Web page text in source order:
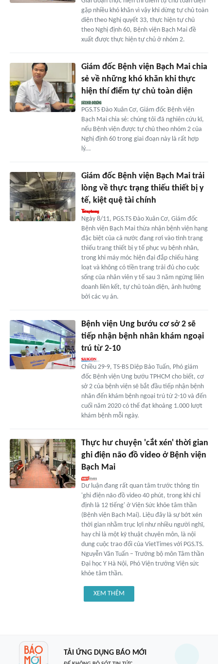
gặp nhiều khó khăn vì vậy khi dừng tự chủ toàn
diện theo Nghị quyết 33, thực hiện tự chủ
theo Nghị định 60, Bệnh viện Bạch Mai đề
xuất được thực hiện tự chủ ở nhóm 2.
Giám đốc Bệnh viện Bạch Mai chia
sẻ về những khó khăn khi thực
hiện thí điểm tự chủ toàn diện
PGS.TS Đào Xuân Cơ, Giám đốc Bệnh viện
Bạch Mai chia sẻ: chúng tôi đã nghiên cứu kĩ,
nếu Bệnh viện được tự chủ theo nhóm 2 của
Nghị định 60 trong giai đoạn này là rất hợp
lý...
Giám đốc Bệnh viện Bạch Mai trải
lòng về thực trạng thiếu thiết bị y
tế, kiệt quệ tài chính
Ngày 8/11, PGS.TS Đào Xuân Cơ, Giám đốc
Bệnh viện Bạch Mai thừa nhận bệnh viện hạng
đặc biệt của cả nước đang rơi vào tình trạng
thiếu trang thiết bị y tế phục vụ bệnh nhân,
trong khi máy móc hiện đại đắp chiếu hàng
loạt và không có tiền trang trải đủ cho cuộc
sống của nhân viên y tế sau 3 năm ngừng liên
doanh liên kết, tự chủ toàn diện, ảnh hưởng
bởi các vụ án.
Bệnh viện Ung bướu cơ sở 2 sẽ
tiếp nhận bệnh nhân khám ngoại
trú từ 2-10
Chiều 29-9, TS-BS Diệp Bảo Tuấn, Phó giám
đốc Bệnh viện Ung bướu TPHCM cho biết, cơ
sở 2 của bệnh viện sẽ bắt đầu tiếp nhận bệnh
nhân đến khám bệnh ngoại trú từ 2-10 và đến
cuối năm 2020 có thể đạt khoảng 1.000 lượt
khám bệnh mỗi ngày.
Thực hư chuyện 'cắt xén' thời gian
ghi điện não đồ video ở Bệnh viện
Bạch Mai
Dư luận đang rất quan tâm trước thông tin
'ghi điện não đồ video 40 phút, trong khi chỉ
định là 12 tiếng' ở Viện Sức khỏe tâm thần
(Bệnh viện Bạch Mai). Liệu đây là sự bớt xén
thời gian nhằm trục lợi như nhiều người nghĩ,
hay chỉ là một kỹ thuật chuyên môn, là nội
dung cuộc trao đổi của VietTimes với PGS.TS.
Nguyễn Văn Tuấn – Trưởng bộ môn Tâm thần
Đại học Y Hà Nội, Phó Viện trưởng Viện sức
khỏe tâm thần.
XEM THÊM
TẢI ỨNG DỤNG BÁO MỚI